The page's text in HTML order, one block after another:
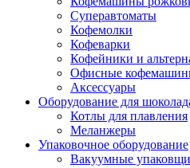
Суперавтоматы
Кофемолки
Кофеварки
Кофейники и
Офисные
Аксессуары
Оборудование для
Котлы для плавления
Меланжеры
Упаковочное оборудование
Вакуумные